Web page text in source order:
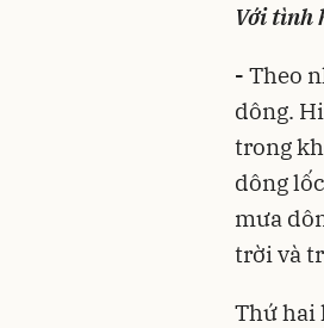
Với tình
- Theo
dông.
trong
dông
mưa
trời và
Thứ hai